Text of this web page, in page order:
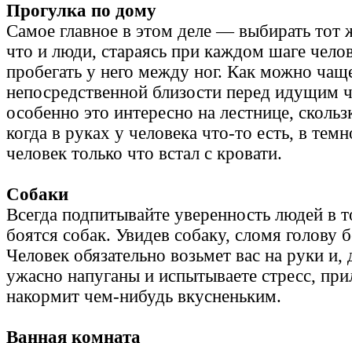
Прогулка по дому
Самое главное в этом деле — выбирать
что и люди, стараясь при каждом шаге
пробегать у него между ног. Как можно
непосредственной близости перед идущим
особенно это интересно на лестнице,
когда в руках у человека что-то есть, в
человек только что встал с кровати.
Собаки
Всегда подпитывайте уверенность людей в
боятся собак. Увидев собаку, сломя голову
Человек обязательно возьмет вас на руки
ужасно напуганы и испытываете стресс,
накормит чем-нибудь вкусненьким.
Ванная комната